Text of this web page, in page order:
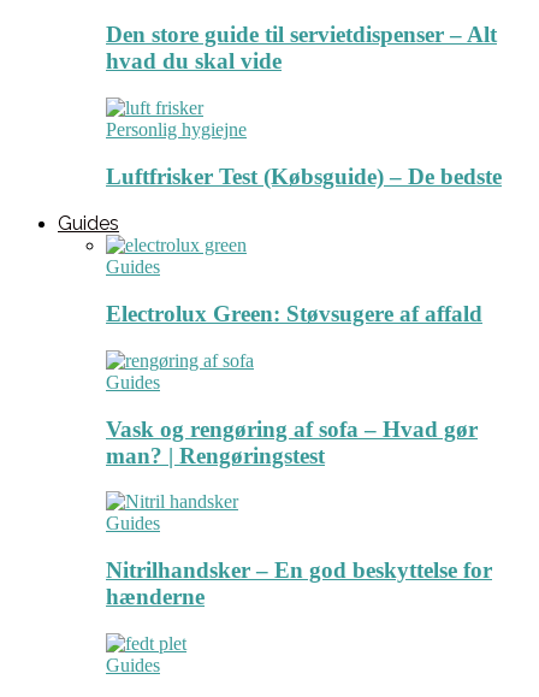
Den store guide til servietdispenser – Alt
hvad du skal vide
Personlig hygiejne
Luftfrisker Test (Købsguide) – De bedste
Guides
Guides
Electrolux Green: Støvsugere af affald
Guides
Vask og rengøring af sofa – Hvad gør
man? | Rengøringstest
Guides
Nitrilhandsker – En god beskyttelse for
hænderne
Guides